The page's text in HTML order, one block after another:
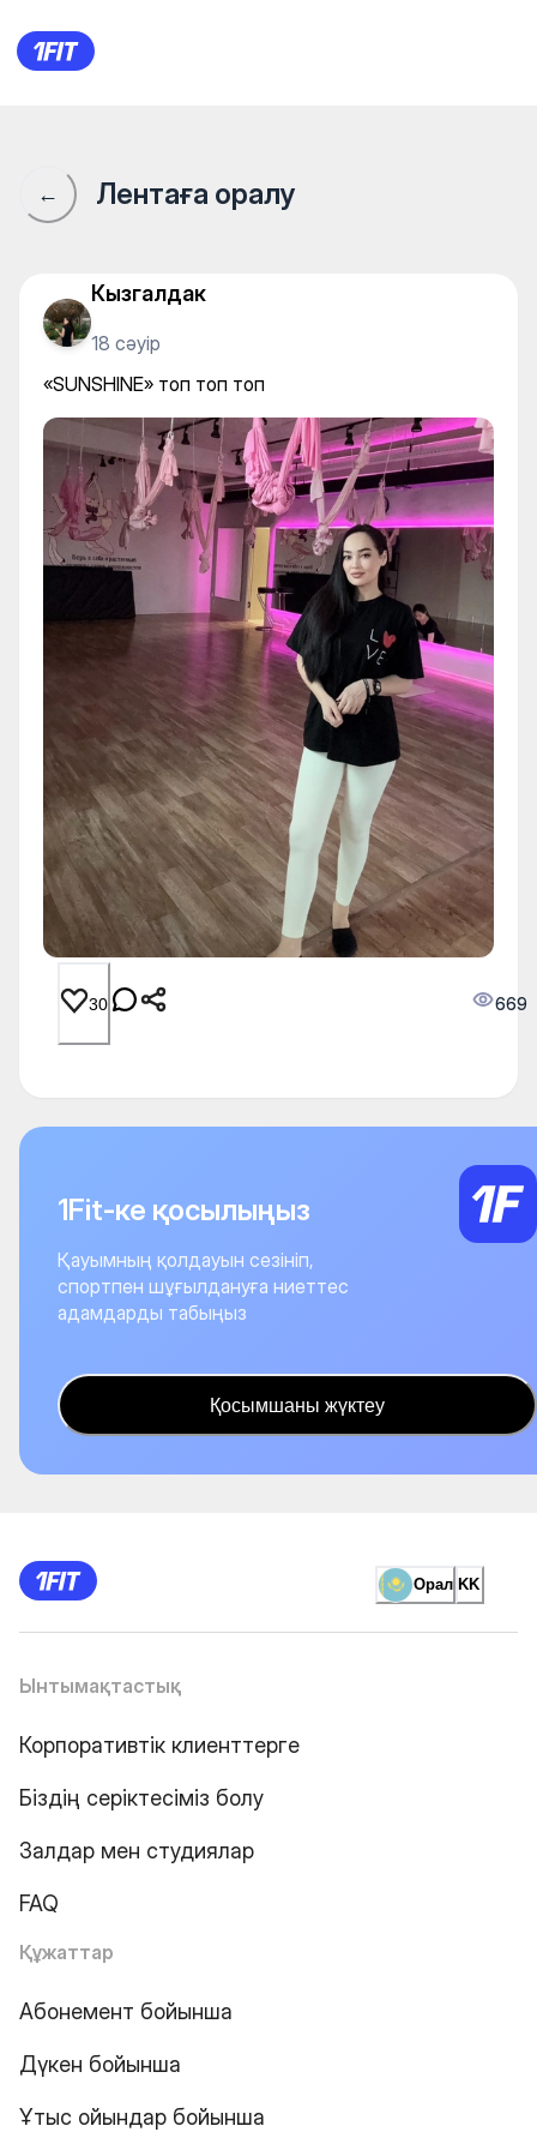
«SUNSHINE» топ топ топ
← Лентаға оралу
Кызгалдак
18 сәуір
«SUNSHINE» топ топ топ
30 669
1Fit-ке қосылыңыз
Қауымның қолдауын сезініп,
спортпен шұғылдануға ниеттес
адамдарды табыңыз
Қосымшаны жүктеу
Орал KK
Ынтымақтастық
Корпоративтік клиенттерге
Біздің серіктесіміз болу
Залдар мен студиялар
FAQ
Құжаттар
Абонемент бойынша
Дүкен бойынша
Ұтыс ойындар бойынша